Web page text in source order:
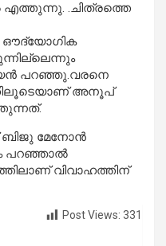
.ചിത്രത്തെ
ഔദ്യോഗിക
പറഞ്ഞു.വരനെ
അനൂപ്
ബിജു മേനോന്‍
പറഞ്ഞാല്‍
വിവാഹത്തിന്
Post Views: 331